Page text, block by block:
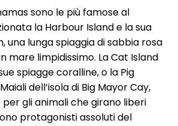
sono le più famose al
la Harbour Island e la sua
una lunga spiaggia di sabbia rosa
mare limpidissimo. La Cat Island
spiagge coralline, o la Pig
dell’isola di Big Mayor Cay,
gli animali che girano liberi
protagonisti assoluti del